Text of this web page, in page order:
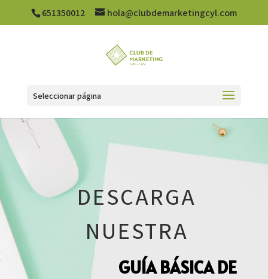
651350012 hola@clubdemarketingcyl.com
Seleccionar página
DESCARGA
NUESTRA
GUÍA BÁSICA DE